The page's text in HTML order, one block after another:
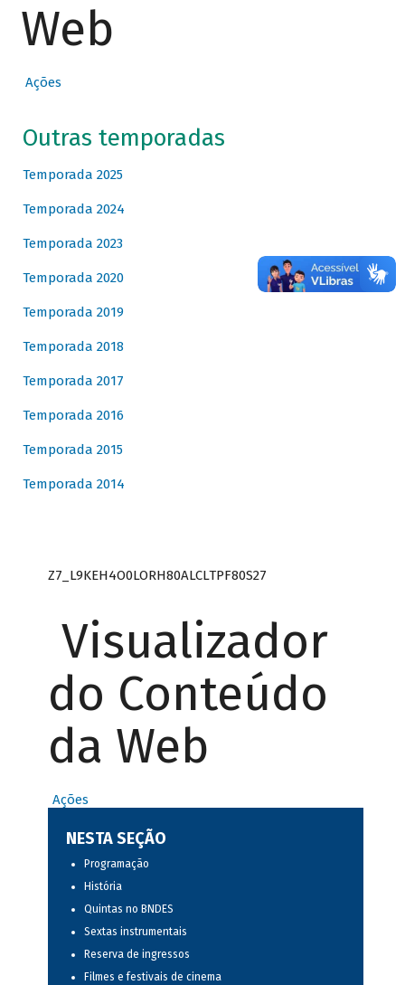
Web
Ações
Outras temporadas
Temporada 2025
Temporada 2024
Temporada 2023
Temporada 2020
Temporada 2019
Temporada 2018
Temporada 2017
Temporada 2016
Temporada 2015
Temporada 2014
Z7_L9KEH4O0LORH80ALCLTPF80S27
Visualizador
do Conteúdo
da Web
Ações
NESTA SEÇÃO
Programação
História
Quintas no BNDES
Sextas instrumentais
Reserva de ingressos
Filmes e festivais de cinema